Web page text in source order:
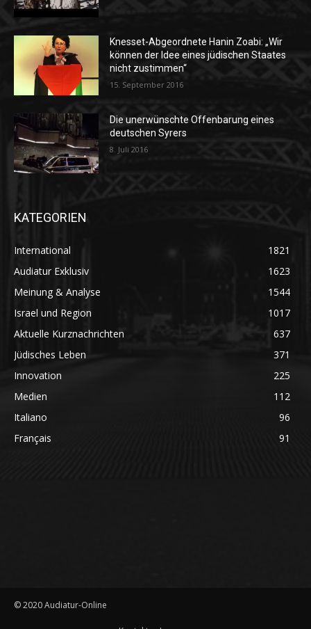
Knesset-Abgeordnete Hanin Zoabi: „Wir
können der Idee eines jüdischen Staates
nicht zustimmen“
15. September 2016
Die unerwünschte Offenbarung eines
deutschen Syrers
8. Juli 2016
KATEGORIEN
International
1821
Audiatur Exklusiv
1623
Meinung & Analyse
1544
Israel und Region
1017
Aktuelle Kurznachrichten
637
Jüdisches Leben
371
Innovation
225
Medien
112
Italiano
96
Français
91
© 2020 Audiatur-Online